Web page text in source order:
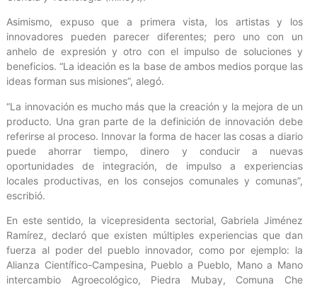
Asimismo, expuso que a primera vista, los artistas y los
innovadores pueden parecer diferentes; pero uno con un
anhelo de expresión y otro con el impulso de soluciones y
beneficios. “La ideación es la base de ambos medios porque las
ideas forman sus misiones”, alegó.
“La innovación es mucho más que la creación y la mejora de un
producto. Una gran parte de la definición de innovación debe
referirse al proceso. Innovar la forma de hacer las cosas a diario
puede ahorrar tiempo, dinero y conducir a nuevas
oportunidades de integración, de impulso a experiencias
locales productivas, en los consejos comunales y comunas”,
escribió.
En este sentido, la vicepresidenta sectorial, Gabriela Jiménez
Ramírez, declaró que existen múltiples experiencias que dan
fuerza al poder del pueblo innovador, como por ejemplo: la
Alianza Científico-Campesina, Pueblo a Pueblo, Mano a Mano
intercambio Agroecológico, Piedra Mubay, Comuna Che